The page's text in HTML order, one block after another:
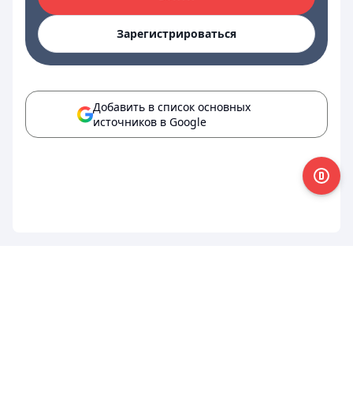
Зарегистрироваться
Добавить в список основных
источников в Google